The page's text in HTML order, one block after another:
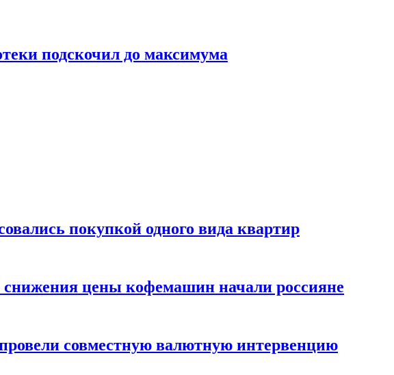
подскочил до максимума
покупкой одного вида квартир
цены кофемашин начали россияне
совместную валютную интервенцию